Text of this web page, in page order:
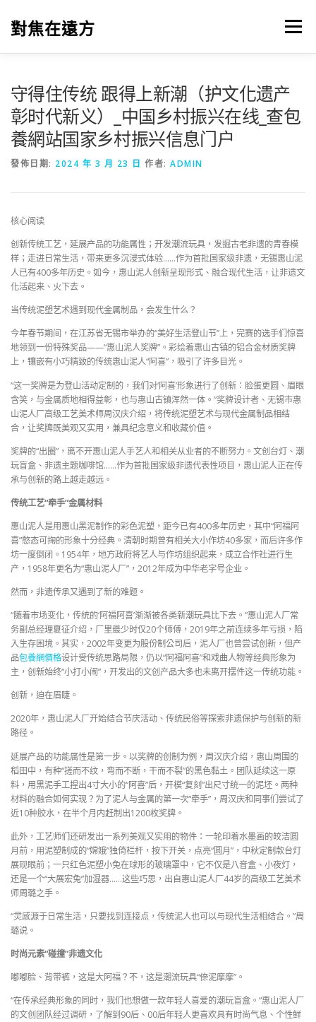
對焦在遠方 選單
守得住传统 跟得上新潮（护文化遗产
彰时代新义）_中国乡村振兴在线_查包
養網站国家乡村振兴信息门户
發佈日期: 2024 年 3 月 23 日 作者: ADMIN
核心阅读
创新传统工艺，延展产品的功能属性；开发潮流玩具，发掘古老非遗的青春模
样；走进日常生活，带来更多沉浸式体验……作为首批国家级非遗，无锡惠山泥
人已有400多年历史。如今，惠山泥人创新呈现形式、融合现代生活，让非遗文
化活起来、火下去。
当传统泥塑艺术遇到现代金属制品，会发生什么？
今年春节期间，在江苏省无锡市举办的“美好生活登山节”上，完赛的选手们惊喜
地领到一份特殊奖品——“惠山泥人奖牌”。彩绘着惠山古镇的铝合金材质奖牌
上，镶嵌有小巧精致的传统惠山泥人“阿喜”，吸引了许多目光。
“这一奖牌是为登山活动定制的，我们对‘阿喜’形象进行了创新：脸蛋更圆、眉眼
含笑，与金属质地相得益彰，也与惠山古镇浑然一体。”奖牌设计者、无锡市惠
山泥人厂高级工艺美术师周汉庆介绍，将传统泥塑艺术与现代金属制品相结
合，让奖牌既美观又实用，兼具纪念意义和收藏价值。
奖牌的“出圈”，离不开惠山泥人手艺人和相关从业者的不断努力。文创台灯、潮
玩盲盒、非遗主题咖啡馆……作为首批国家级非遗代表性项目，惠山泥人正在传
承与创新的路上越走越远。
传统工艺“牵手”金属材料
惠山泥人是用惠山黑泥制作的彩色泥塑，距今已有400多年历史，其中“阿福阿
喜”憨态可掬的形象十分经典。清朝时期曾有相关大小作坊40多家，而后许多作
坊一度倒闭。1954年，地方政府将艺人与作坊组织起来，成立合作社进行生
产，1958年更名为“惠山泥人厂”，2012年成为中华老字号企业。
然而，非遗传承又遇到了新的难题。
“随着市场变化，传统的‘阿福阿喜’渐渐被各类新潮玩具比下去。”惠山泥人厂常
务副总经理夏征介绍，厂里最少时仅20个师傅，2019年之前连续多年亏损，陷
入生存困境。其实，2002年变更为股份制公司后，泥人厂也曾尝试创新，但产
品包養網價格设计受传统思路局限，仍以“阿福阿喜”和戏曲人物等经典形象为
主，创新始终“小打小闹”，开发出的文创产品大多也未离开摆件这一传统功能。
创新，迫在眉睫。
2020年，惠山泥人厂开始结合节庆活动、传统民俗等探索非遗保护与创新的新
路径。
延展产品的功能属性是第一步。以奖牌的创制为例，周汉庆介绍，惠山周围的
稻田中，有种“搓而不纹，弯而不断，干而不裂”的黑色黏土。团队延续这一原
料，用黑泥手工捏出4寸大小的“阿喜”后，开模“复刻”出尺寸统一的泥坯。两种
材料的融合如何实现？为了泥人与金属的第一次“牵手”，周汉庆和同事们尝试了
近10种胶水，在半个月内赶制出1200枚奖牌。
此外，工艺师们还研发出一系列美观又实用的物件：一轮印着水墨画的皎洁圆
月前，用泥塑制成的“嫦娥”独倚栏杆，按下开关，点亮“圆月”，中秋定制款台灯
展现眼前；一只红色泥塑小兔在球形的玻璃罩中，它不仅是八音盒、小夜灯，
还是一个“大展宏兔”加湿器……这些巧思，出自惠山泥人厂44岁的高级工艺美术
师周璐之手。
“灵感源于日常生活，只要找到连接点，传统泥人也可以与现代生活相结合。”周
璐说。
时尚元素“碰撞”非遗文化
嘟嘟脸、背带裤，这是大阿福？不，这是潮流玩具“倷泥摩摩”。
“在传承经典形象的同时，我们也想做一款年轻人喜爱的潮玩盲盒。”惠山泥人厂
的文创团队经过调研，了解到90后、00后年轻人更喜欢具有时尚气息、个性鲜